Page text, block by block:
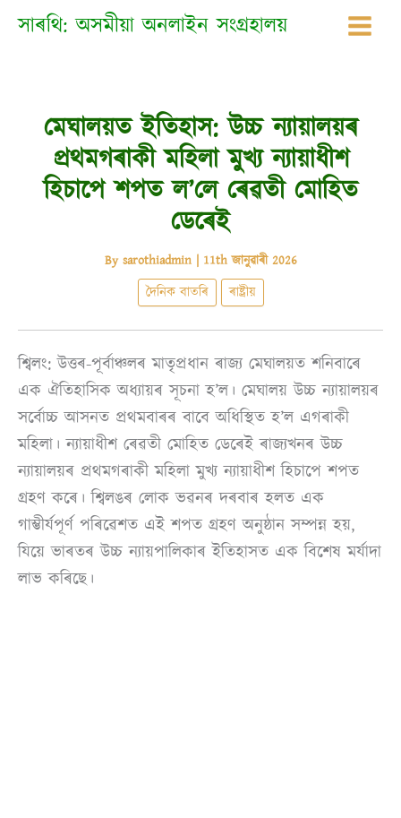
সাৰথি: অসমীয়া অনলাইন সংগ্ৰহালয়
মেঘালয়ত ইতিহাস: উচ্চ ন্যায়ালয়ৰ
প্ৰথমগৰাকী মহিলা মুখ্য ন্যায়াধীশ
হিচাপে শপত ল’লে ৰেৱতী মোহিত
ডেৰেই
By sarothiadmin | 11th জানুৱাৰী 2026
দৈনিক বাতৰি ৰাষ্ট্ৰীয়
শ্বিলং: উত্তৰ-পূৰ্বাঞ্চলৰ মাতৃপ্ৰধান ৰাজ্য মেঘালয়ত শনিবাৰে
এক ঐতিহাসিক অধ্যায়ৰ সূচনা হ’ল। মেঘালয় উচ্চ ন্যায়ালয়ৰ
সৰ্বোচ্চ আসনত প্ৰথমবাৰৰ বাবে অধিস্থিত হ’ল এগৰাকী
মহিলা। ন্যায়াধীশ ৰেৱতী মোহিত ডেৰেই ৰাজ্যখনৰ উচ্চ
ন্যায়ালয়ৰ প্ৰথমগৰাকী মহিলা মুখ্য ন্যায়াধীশ হিচাপে শপত
গ্ৰহণ কৰে। শ্বিলঙৰ লোক ভৱনৰ দৰবাৰ হলত এক
গাম্ভীৰ্যপূৰ্ণ পৰিৱেশত এই শপত গ্ৰহণ অনুষ্ঠান সম্পন্ন হয়,
যিয়ে ভাৰতৰ উচ্চ ন্যায়পালিকাৰ ইতিহাসত এক বিশেষ মৰ্যাদা
লাভ কৰিছে।